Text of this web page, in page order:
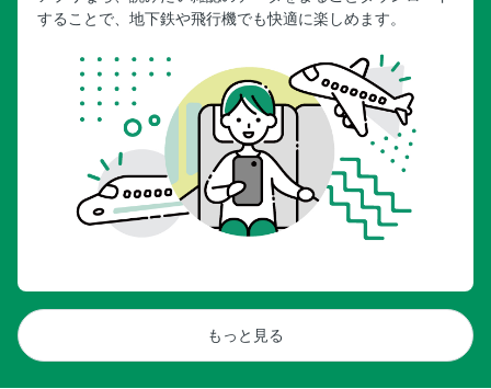
することで、地下鉄や飛行機でも快適に楽しめます。
もっと見る